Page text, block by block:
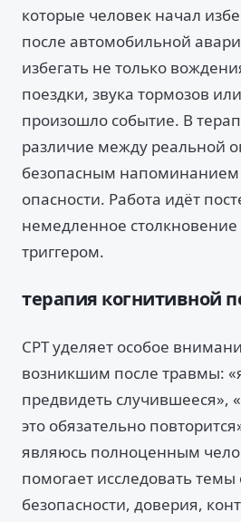
которые человек начал
после автомобильной
избегать не только
поездки, звука тормозов
произошло событие. В
различие между реальной
безопасным
опасности. Работа идёт
немедленное
триггером.
терапия когнитивной
CPT уделяет особое
возникшим после травмы:
предвидеть случившееся»,
это обязательно
являюсь полноценным
помогает исследовать темы
безопасности, доверия,